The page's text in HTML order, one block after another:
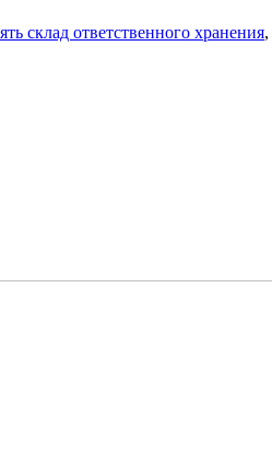
склад ответственного хранения,